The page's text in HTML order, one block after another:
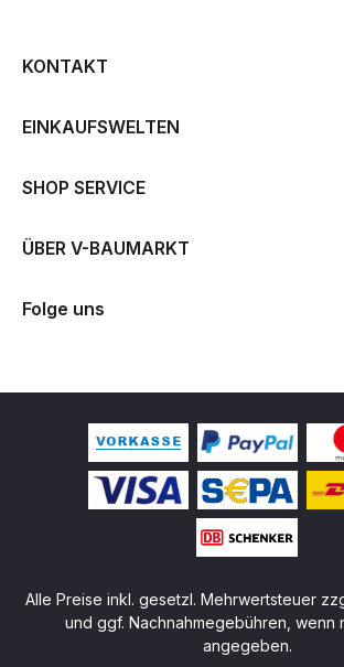
KONTAKT
EINKAUFSWELTEN
SHOP SERVICE
ÜBER V-BAUMARKT
Folge uns
Alle Preise inkl. gesetzl. Mehrwertsteuer
und ggf. Nachnahmegebühren, wenn
angegeben.